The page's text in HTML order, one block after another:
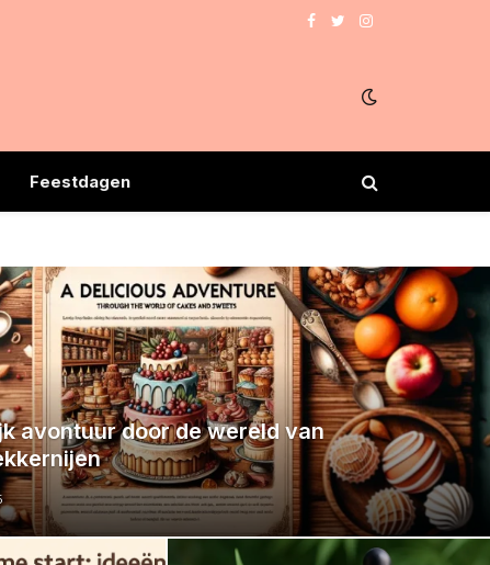
Facebook
TwitterInstagram
Feestdagen
avontuur door de wereld van